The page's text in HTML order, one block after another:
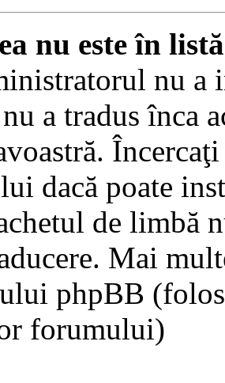
nu este în
nu a
a tradus înca
dacă poate
de limbă
Mai
phpBB
forumului)